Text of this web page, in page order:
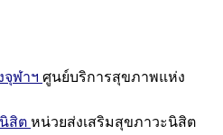
ฬาฯ ศูนย์บริการสุขภาพแห่ง
สิต หน่วยส่งเสริมสุขภาวะนิสิต